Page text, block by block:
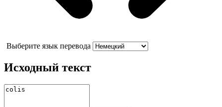
Выберите язык перевода
Исходный текст